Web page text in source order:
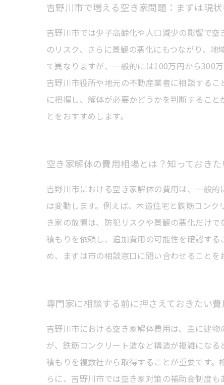
吉野川
吉野川市で増える空き家問題：まずは現
吉野川市では少子高齢化や人口減少の影響で
のリスク、さらに景観の悪化にもつながり、
て異なりますが、一般的には100万円から300
吉野川市役所や地元の不動産業者に相談する
に把握し、解体が必要かどうかを判断するこ
とをおすすめします。
空き家解体の費用相場とは？知っておき
吉野川市における空き家解体の費用は、一般
は変動します。例えば、木造住宅と鉄筋コン
き家の放置は、防犯リスクや景観の悪化だけ
積もりを依頼し、追加費用の可能性を確認す
め、まずは市の相談窓口に問い合わせること
専門家に相談する前に押さえておきたい
吉野川市における空き家解体費用は、主に建
が、鉄筋コンクリート造など構造が複雑にな
積もりを複数社から取得することが重要です
らに、吉野川市では空き家対策の補助金制度